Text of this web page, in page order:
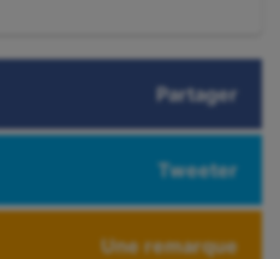
Partager
Tweeter
Une remarque